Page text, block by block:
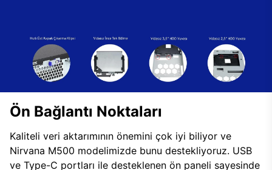
Ön Bağlantı Noktaları
Kaliteli veri aktarımının önemini çok iyi biliyor ve
Nirvana M500 modelimizde bunu destekliyoruz. USB
ve Type-C portları ile desteklenen ön paneli sayesinde